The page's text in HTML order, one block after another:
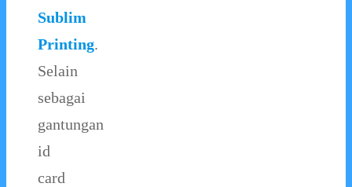
Sublim
Printing.
Selain
sebagai
gantungan
id
card